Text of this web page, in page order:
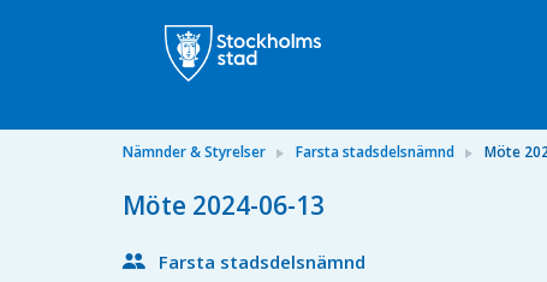
Nämnder & Styrelser Farsta stadsdelsnämnd Möte
Möte 2024-06-13
Farsta stadsdelsnämnd